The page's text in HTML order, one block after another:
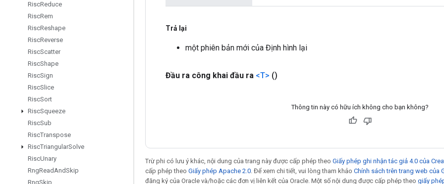
RiscReduce
RiscRem
RiscReshape
RiscReverse
RiscScatter
RiscShape
RiscSign
RiscSlice
RiscSort
RiscSqueeze
RiscSub
RiscTranspose
RiscTriangularSolve
RiscUnary
RngReadAndSkip
RngSkip
Trả lại
một phiên bản mới của Định hình lại
Đầu ra công khai đầu ra <T> ()
Thông tin này có hữu ích không cho bạn không?
Trừ phi có lưu ý khác, nội dung của trang này được cấp phép theo Giấy phép ghi nhận tác giả 4.0 của
cấp phép theo Giấy phép Apache 2.0 . Để xem chi tiết, vui lòng tham khảo Chính sách trên trang web của
đăng ký của Oracle và/hoặc các đơn vị liên kết của Oracle. Một số nội dung được cấp phép theo giấy